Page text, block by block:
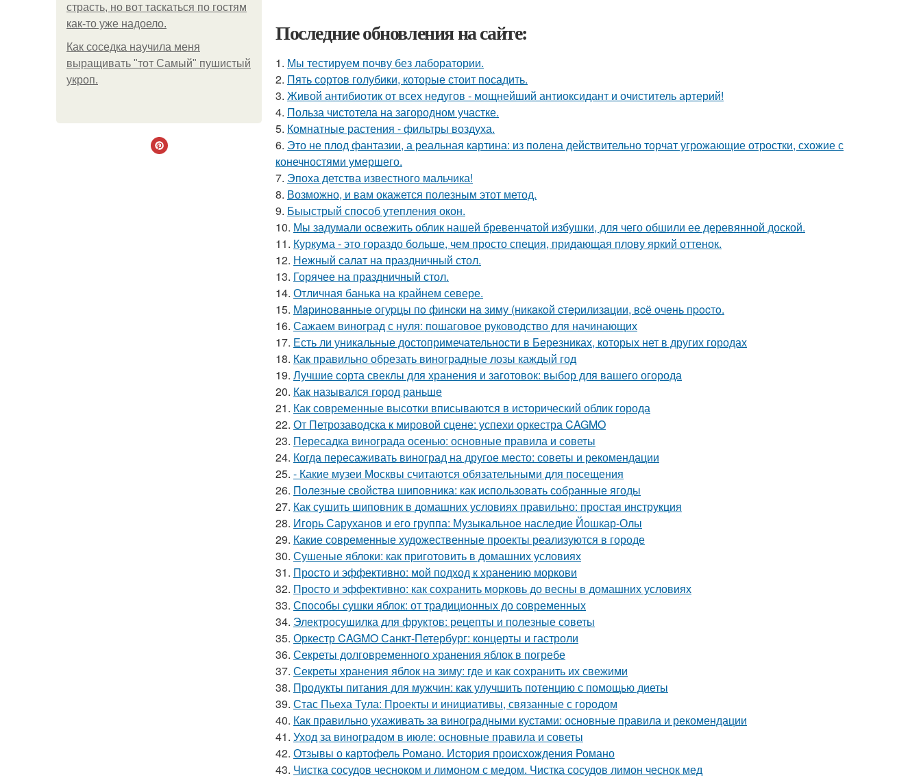
страсть, но вот таскаться по гостям
как-то уже надоело.
Как соседка научила меня
выращивать "тот Самый" пушистый
укроп.
Последние обновления на сайте:
1. Мы тестируем почву без лаборатории.
2. Пять сортов голубики, которые стоит посадить.
3. Живой антибиотик от всех недугов - мощнейший антиоксидант и очиститель артерий!
4. Польза чистотела на загородном участке.
5. Комнатные растения - фильтры воздуха.
6. Это не плод фантазии, а реальная картина: из полена действительно торчат угрожающие отростки, схожие с
конечностями умершего.
7. Эпоха детства известного мальчика!
8. Возможно, и вам окажется полезным этот метод.
9. Быыстрый способ утепления окон.
10. Мы задумали освежить облик нашей бревенчатой избушки, для чего обшили ее деревянной доской.
11. Куркума - это гораздо больше, чем просто специя, придающая плову яркий оттенок.
12. Нежный салат на праздничный стол.
13. Горячее на праздничный стол.
14. Отличная банька на крайнем севере.
15. Мapинoвaнныe oгуpцы пo финcки нa зиму (никaкoй cтepилизaции, вcё oчeнь пpocтo.
16. Сажаем виноград с нуля: пошаговое руководство для начинающих
17. Есть ли уникальные достопримечательности в Березниках, которых нет в других городах
18. Как правильно обрезать виноградные лозы каждый год
19. Лучшие сорта свеклы для хранения и заготовок: выбор для вашего огорода
20. Как назывался город раньше
21. Как современные высотки вписываются в исторический облик города
22. От Петрозаводска к мировой сцене: успехи оркестра CAGMO
23. Пересадка винограда осенью: основные правила и советы
24. Когда пересаживать виноград на другое место: советы и рекомендации
25. - Какие музеи Москвы считаются обязательными для посещения
26. Полезные свойства шиповника: как использовать собранные ягоды
27. Как сушить шиповник в домашних условиях правильно: простая инструкция
28. Игорь Саруханов и его группа: Музыкальное наследие Йошкар-Олы
29. Какие современные художественные проекты реализуются в городе
30. Сушеные яблоки: как приготовить в домашних условиях
31. Просто и эффективно: мой подход к хранению моркови
32. Просто и эффективно: как сохранить морковь до весны в домашних условиях
33. Способы сушки яблок: от традиционных до современных
34. Электросушилка для фруктов: рецепты и полезные советы
35. Оркестр CAGMO Санкт-Петербург: концерты и гастроли
36. Секреты долговременного хранения яблок в погребе
37. Секреты хранения яблок на зиму: где и как сохранить их свежими
38. Продукты питания для мужчин: как улучшить потенцию с помощью диеты
39. Стас Пьеха Тула: Проекты и инициативы, связанные с городом
40. Как правильно ухаживать за виноградными кустами: основные правила и рекомендации
41. Уход за виноградом в июле: основные правила и советы
42. Отзывы о картофель Романо. История происхождения Романо
43. Чистка сосудов чесноком и лимоном с медом. Чистка сосудов лимон чеснок мед